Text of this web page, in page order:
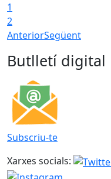
1
2
AnteriorSegüent
Butlletí digital
Subscriu-te
Xarxes socials: